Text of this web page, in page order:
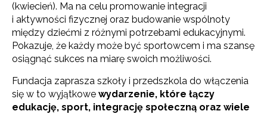
(kwiecień). Ma na celu promowanie integracji
i aktywności fizycznej oraz budowanie wspólnoty
między dziećmi z różnymi potrzebami edukacyjnymi.
Pokazuje, że każdy może być sportowcem i ma szansę
osiągnąć sukces na miarę swoich możliwości.
Fundacja zaprasza szkoły i przedszkola do włączenia
się w to wyjątkowe wydarzenie, które łączy
edukację, sport, integrację społeczną oraz wiele